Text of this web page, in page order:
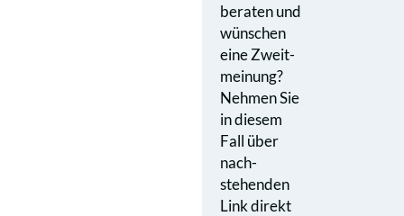
beraten und
wünschen
eine Zweit­
meinung?
Nehmen Sie
in diesem
Fall über
nach­
stehenden
Link direkt